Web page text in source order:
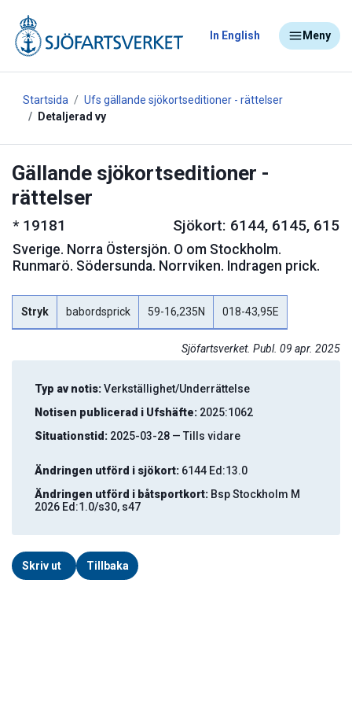
In English Meny
Startsida
Ufs gällande sjökortseditioner - rättelser
Detaljerad vy
Gällande sjökortseditioner -
rättelser
* 19181 Sjökort: 6144, 6145, 615
Sverige. Norra Östersjön. O om Stockholm.
Runmarö. Södersunda. Norrviken. Indragen prick.
Stryk babordsprick 59-16,235N 018-43,95E
Sjöfartsverket. Publ. 09 apr. 2025
Typ av notis:Verkställighet/Underrättelse
Notisen publicerad i Ufshäfte: 2025:1062
Situationstid: 2025-03-28 — Tills vidare
Ändringen utförd i sjökort: 6144 Ed:13.0
Ändringen utförd i båtsportkort: Bsp Stockholm M
2026 Ed:1.0/s30, s47
Skriv ut Tillbaka